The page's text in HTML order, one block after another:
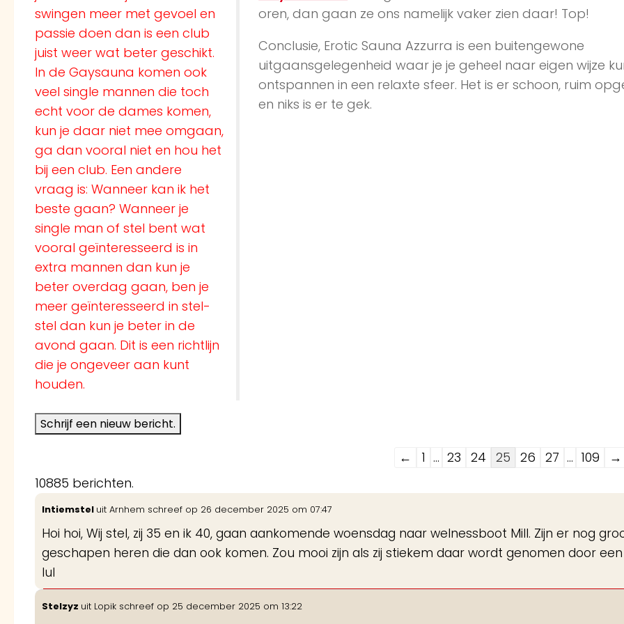
swingen meer met gevoel en
passie doen dan is een club
juist weer wat beter geschikt.
In de Gaysauna komen ook
veel single mannen die toch
echt voor de dames komen,
kun je daar niet mee omgaan,
ga dan vooral niet en hou het
bij een club. Een andere
vraag is: Wanneer kan ik het
beste gaan? Wanneer je
single man of stel bent wat
vooral geïnteresseerd is in
extra mannen dan kun je
beter overdag gaan, ben je
meer geïnteresseerd in stel-
stel dan kun je beter in de
avond gaan. Dit is een richtlijn
die je ongeveer aan kunt
houden.
oren, dan gaan ze ons namelijk vaker zien daar! Top!
Conclusie, Erotic Sauna Azzurra is een buitengewone
uitgaansgelegenheid waar je je geheel naar eigen wijze
ontspannen in een relaxte sfeer. Het is er schoon, ruim
en niks is er te gek.
Navigatie
de
lijst
← 1 ... 23 24 25 26 27 ... 109 →
10885 berichten.
Intiemstel uit Arnhem schreef op 26 december 2025 om 07:47
Hoi hoi, Wij stel, zij 35 en ik 40, gaan aankomende woensdag naar welnessboot Mill. Zijn er nog
geschapen heren die dan ook komen. Zou mooi zijn als zij stiekem daar wordt genomen door
lul
Stelzyz uit Lopik schreef op 25 december 2025 om 13:22